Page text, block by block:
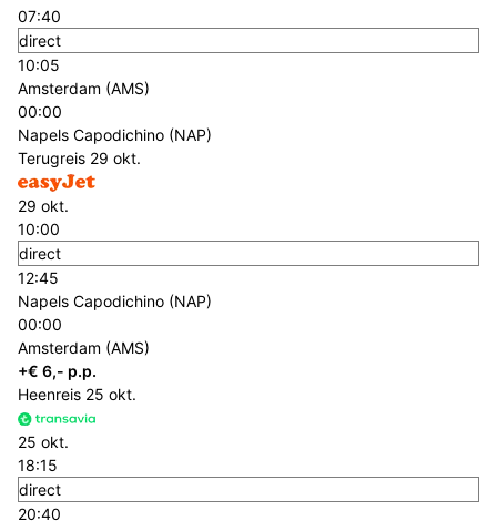
07:40
direct
10:05
Amsterdam (AMS)
00:00
Napels Capodichino (NAP)
Terugreis 29 okt.
29 okt.
10:00
direct
12:45
Napels Capodichino (NAP)
00:00
Amsterdam (AMS)
+€ 6,- p.p.
Heenreis 25 okt.
25 okt.
18:15
direct
20:40